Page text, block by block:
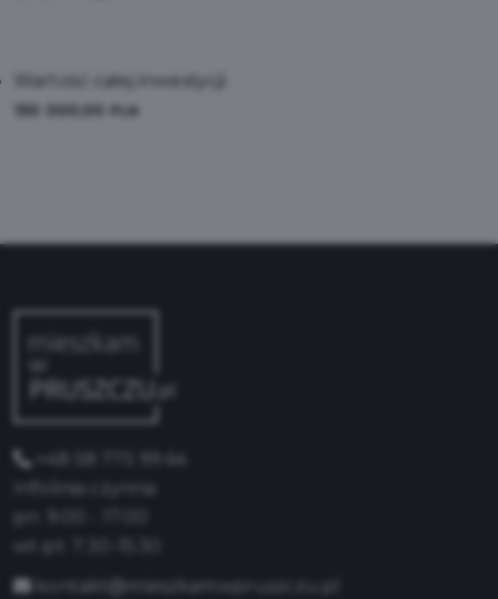
Wartość całej inwestycji:
150 000,00
+48 58 775 99 64
Infolinia czynna:
kontakt@mieszkamwpruszczu.pl